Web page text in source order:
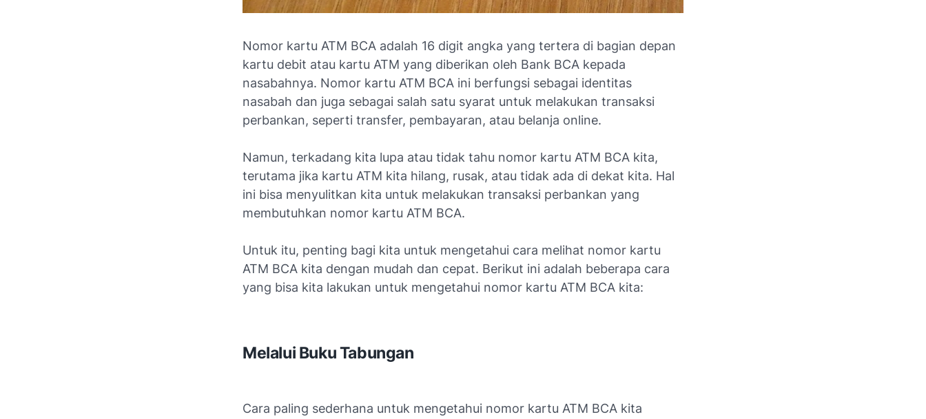
Nomor kartu ATM BCA adalah 16 digit angka yang tertera di bagian depan
kartu debit atau kartu ATM yang diberikan oleh Bank BCA kepada
nasabahnya. Nomor kartu ATM BCA ini berfungsi sebagai identitas
nasabah dan juga sebagai salah satu syarat untuk melakukan transaksi
perbankan, seperti transfer, pembayaran, atau belanja online.
Namun, terkadang kita lupa atau tidak tahu nomor kartu ATM BCA kita,
terutama jika kartu ATM kita hilang, rusak, atau tidak ada di dekat kita. Hal
ini bisa menyulitkan kita untuk melakukan transaksi perbankan yang
membutuhkan nomor kartu ATM BCA.
Untuk itu, penting bagi kita untuk mengetahui cara melihat nomor kartu
ATM BCA kita dengan mudah dan cepat. Berikut ini adalah beberapa cara
yang bisa kita lakukan untuk mengetahui nomor kartu ATM BCA kita:
Melalui Buku Tabungan
Cara paling sederhana untuk mengetahui nomor kartu ATM BCA kita